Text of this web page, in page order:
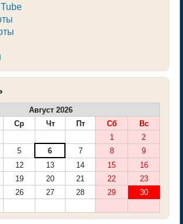
Август 2026
Ср Чт Пт Сб
Вс
1
2
5 6 7 8
9
12 13 14 15
16
19 20 21 22
23
26 27 28 29
30